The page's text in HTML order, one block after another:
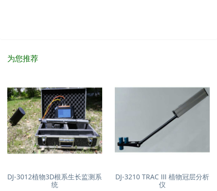
为您推荐
DJ-3012植物3D根系生长监测系
统
DJ-3210 TRAC Ⅲ 植物冠层分析
仪